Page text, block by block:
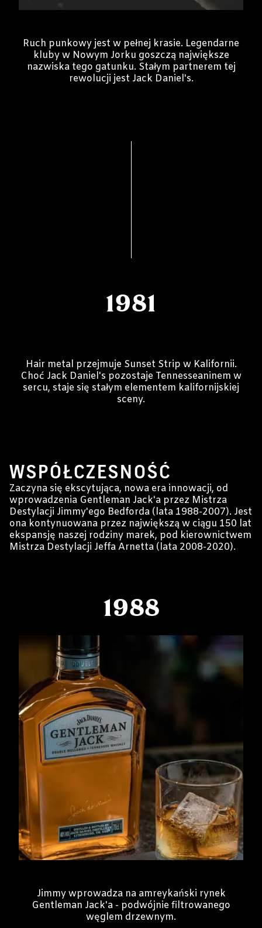
Ruch punkowy jest w pełnej krasie. Legendarne
kluby w Nowym Jorku goszczą największe
nazwiska tego gatunku. Stałym partnerem tej
rewolucji jest Jack Daniel's.
1981
Hair metal przejmuje Sunset Strip w Kalifornii.
Choć Jack Daniel's pozostaje Tennesseaninem w
sercu, staje się stałym elementem kalifornijskiej
sceny.
WSPÓŁCZESNOŚĆ
Zaczyna się ekscytująca, nowa era innowacji, od
wprowadzenia Gentleman Jack'a przez Mistrza
Destylacji Jimmy'ego Bedforda (lata 1988-2007). Jest
ona kontynuowana przez największą w ciągu 150 lat
ekspansję naszej rodziny marek, pod kierownictwem
Mistrza Destylacji Jeffa Arnetta (lata 2008-2020).
1988
Jimmy wprowadza na amreykański rynek
Gentleman Jack'a - podwójnie filtrowanego
węglem drzewnym.